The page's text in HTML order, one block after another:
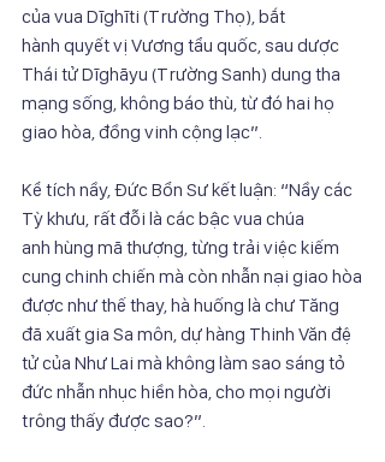
của vua Dīghīti (Trường Thọ), bắt
hành quyết vị Vương tẩu quốc, sau dược
Thái tử Dīghāyu (Trường Sanh) dung tha
mạng sống, không báo thù, từ đó hai họ
giao hòa, đồng vinh cộng lạc”.
Kể tích nầy, Đức Bổn Sư kết luận: “Nầy các
Tỳ khưu, rất đỗi là các bậc vua chúa
anh hùng mã thượng, từng trải việc kiếm
cung chinh chiến mà còn nhẫn nại giao hòa
được như thế thay, hà huống là chư Tăng
đã xuất gia Sa môn, dự hàng Thinh Văn đệ
tử của Như Lai mà không làm sao sáng tỏ
đức nhẫn nhục hiền hòa, cho mọi người
trông thấy được sao?”.